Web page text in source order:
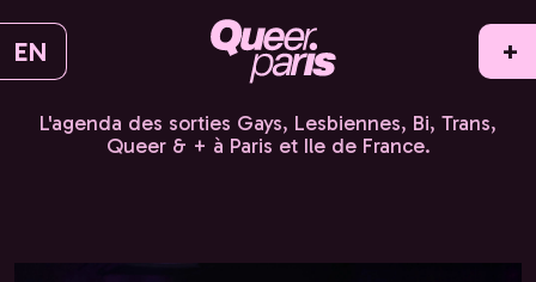
EN +
L'agenda des sorties Gays, Lesbiennes, Bi, Trans,
Queer & + à Paris et Ile de France.